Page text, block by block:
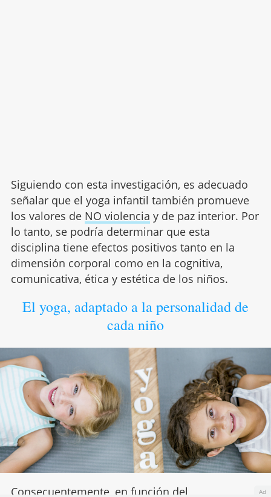
Siguiendo con esta investigación, es adecuado
señalar que el yoga infantil también promueve
los valores de NO violencia y de paz interior. Por
lo tanto, se podría determinar que esta
disciplina tiene efectos positivos tanto en la
dimensión corporal como en la cognitiva,
comunicativa, ética y estética de los niños.
El yoga, adaptado a la personalidad de
cada niño
Consecuentemente, en función del Ad